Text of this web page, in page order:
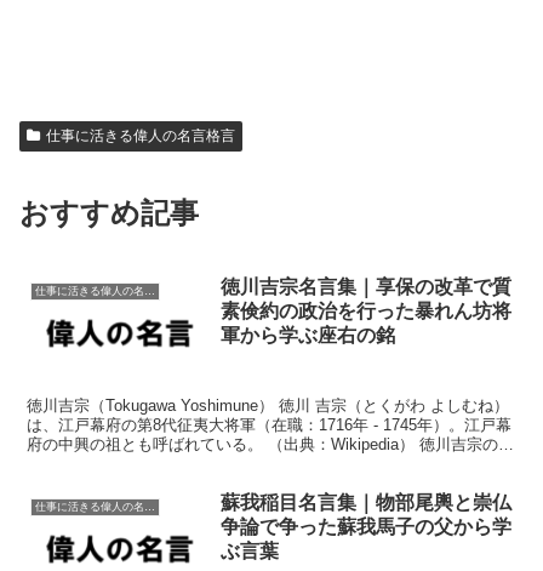
仕事に活きる偉人の名言格言
おすすめ記事
徳川吉宗名言集｜享保の改革で質
素倹約の政治を行った暴れん坊将
軍から学ぶ座右の銘
徳川吉宗（Tokugawa Yoshimune） 徳川 吉宗（とくがわ よしむね）
は、江戸幕府の第8代征夷大将軍（在職：1716年 - 1745年）。江戸幕
府の中興の祖とも呼ばれている。 （出典：Wikipedia） 徳川吉宗の名
蘇我稲目名言集｜物部尾輿と崇仏
争論で争った蘇我馬子の父から学
ぶ言葉